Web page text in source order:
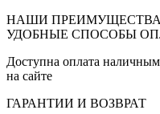
НАШИ ПРЕИМУЩЕСТВА
УДОБНЫЕ СПОСОБЫ
Доступна оплата
на сайте
ГАРАНТИИ И ВОЗВРАТ